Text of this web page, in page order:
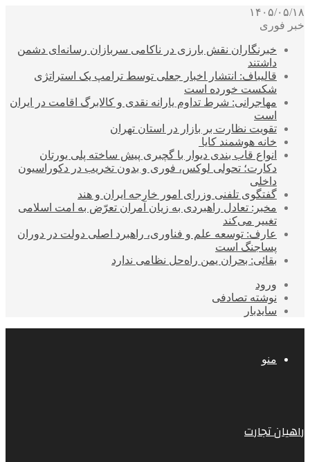
۱۴۰۵/۰۵/۱۸
خبر فوری
خبرنگاران نقش بارزی در ناکامی سربازان رسانه‌ای دشمن
داشتند
قالیباف: انتشار اخبار جعلی توسط ترامپ یک استراتژی
شکست خورده است
مهاجرانی: شرط تداوم یارانه نقدی و کالابرگ اقامت در ایران
است
تقویت نظارت بر بازار در استان تهران
خانه هوشمند کایا
انواع قاب بندی دیوار با گچبری پیش ساخته پلی یورتان
دکارت؛ تحولی لوکس، فوری و بدون تخریب در دکوراسیون
داخلی
گفتگوی تلفنی وزرای امور خارجه ایران و هند
مخبر: تعادل راهبردی به زیان آمران تعرّض به امت اسلامی
تغییر می‌کند
عارف: توسعه علم و فناوری، راهبرد اصلی دولت در دوران
پساجنگ است
بقائی: بحران یمن راه‌حل نظامی ندارد
ورود
نوشته تصادفی
سایدبار
منو
راهیان تجارت